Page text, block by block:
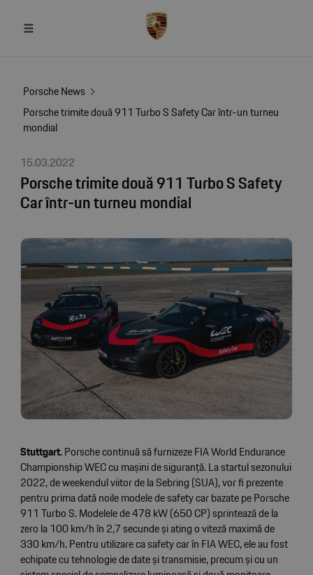
Porsche News
Porsche trimite două 911 Turbo S Safety Car într-un turneu
mondial
15.03.2022
Porsche trimite două 911 Turbo S Safety
Car într-un turneu mondial
Stuttgart.Porsche continuă să furnizeze FIA World Endurance
Championship WEC cu mașini de siguranță. La startul sezonului
2022, de weekendul viitor de la Sebring (SUA), vor fi prezente
pentru prima dată noile modele de safety car bazate pe Porsche
911 Turbo S. Modelele de 478 kW (650 CP) sprintează de la
zero la 100 km/h în 2,7 secunde și ating o viteză maximă de
330 km/h. Pentru utilizare ca safety car în FIA WEC, ele au fost
echipate cu tehnologie de date și transmisie, precum și cu un